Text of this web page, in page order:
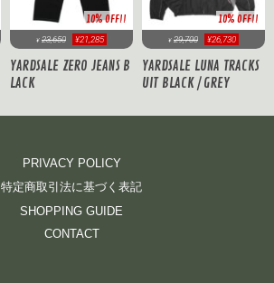
10% OFF!!
¥ 23,650 ¥21,285
YARDSALE ZERO JEANS B
LACK
10% OFF!!
¥ 29,700 ¥26,730
YARDSALE LUNA TRACKS
UIT BLACK / GREY
PRIVACY POLICY
特定商取引法に基づく表記
SHOPPING GUIDE
CONTACT